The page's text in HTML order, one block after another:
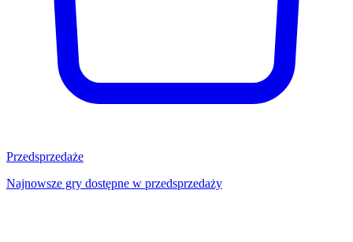
Przedsprzedaże
Najnowsze gry dostępne w przedsprzedaży